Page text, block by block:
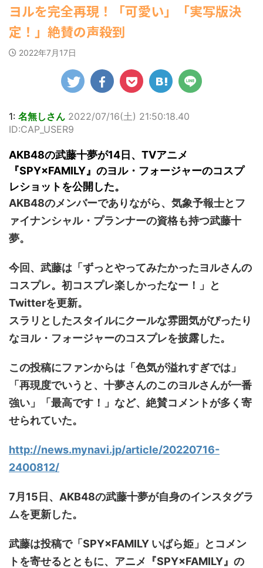
Powered by livedoor 相互
RSS
ゅーすなう！ まとめアンテナ (7/30
ボディを武器に、
グラビア界を席巻
中の本郷。 今回、
トが掲載されてお
り、ボディライン
際立つタイトなセ
クシーニット姿の
キュートなビキ
ニ、迫力バスト目
を引くランジェリ
盛りだくさんの内
容となっている。
http://www.rbbto
da ...
ガジン」（講談
に登場した。 南さ
今年2月に同誌の表
紙を飾ったことが
話題になり、早く
「異例続きの高校1
年生にグラビア界
を披露した。 ...
週間BOOKランキ
た。 【写真18枚】
大胆すぎる肌見
せ…ほぼ'手ぶら'な
ぶりの写真集とな
り、「スゴい決意
をさせていただい
時の体重まで ...
ヨルを完全再現！「可愛い」「実写版決
定！」絶賛の声殺到
2022年7月17日
1: 名無しさん 2022/07/16(土) 21:50:18.40
ID:CAP_USER9
AKB48の武藤十夢が14日、TVアニメ
『SPY×FAMILY』のヨル・フォージャーのコスプ
レショットを公開した。
AKB48のメンバーでありながら、気象予報士とフ
ァイナンシャル・プランナーの資格も持つ武藤十
夢。
今回、武藤は「ずっとやってみたかったヨルさんの
コスプレ。初コスプレ楽しかったなー！」と
Twitterを更新。
スラリとしたスタイルにクールな雰囲気がぴったり
なヨル・フォージャーのコスプレを披露した。
この投稿にファンからは「色気が溢れすぎでは」
「再現度でいうと、十夢さんのこのヨルさんが一番
強い」「最高です！」など、絶賛コメントが多く寄
せられていた。
http://news.mynavi.jp/article/20220716-
2400812/
7月15日、AKB48の武藤十夢が自身のインスタグラ
ムを更新した。
武藤は投稿で「SPY×FAMILY いばら姫」とコメン
トを寄せるとともに、アニメ『SPY×FAMILY』の